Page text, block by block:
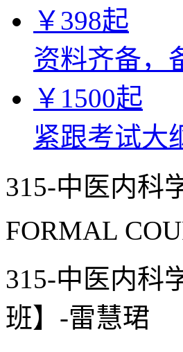
￥398起
资料齐备，
￥ 1500起
紧跟考试大
315-中医内科
FORMAL
315-中医内科
班】-雷慧珺